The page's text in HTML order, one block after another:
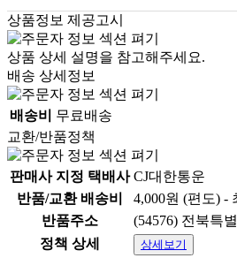
상품정보 제공고시
상품 상세 설명을 참고해주세요.
배송 상세정보
배송비
무료배송
교환/반품정책
판매사 지정 택배사 CJ대한통운
반품/교환 배송비
4,000원 (편도) -
반품주소
(54576) 전북특
정책 상세
상세보기